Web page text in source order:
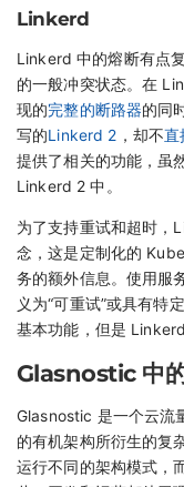
Linkerd
Linkerd 中的熔断有点
的一般冲突状态。在
现的完整的断路器的同
写的Linkerd 2 ，却不直
提供了相关的功能，虽
Linkerd 2 中。
为了支持重试和超时，
念，这是定制化的
务的额外信息。使用服
义为“可重试”或具有特
基本功能，但是
Glasnostic 中
Glasnostic 是一个云流
的有机架构所衍生的复
运行不同的架构模式，